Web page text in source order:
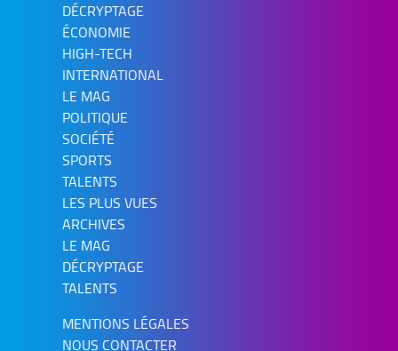
DÉCRYPTAGE
ÉCONOMIE
HIGH-TECH
INTERNATIONAL
LE MAG
POLITIQUE
SOCIÉTÉ
SPORTS
TALENTS
LES PLUS VUES
ARCHIVES
LE MAG
DÉCRYPTAGE
TALENTS
MENTIONS LÉGALES
NOUS CONTACTER